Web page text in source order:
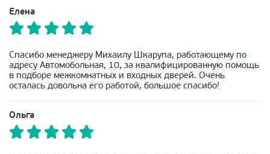
Елена
Спасибо менеджеру Михаилу Шкарупа, работающему по
адресу Автомобольная, 10, за квалифицированную помощь
в подборе межкомнатных и входных дверей. Очень
осталась довольна его работой, большое спасибо!
Ольга